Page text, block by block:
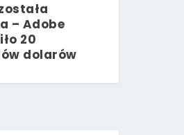
– Adobe
20
dolarów